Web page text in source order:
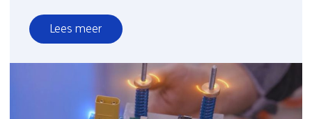
Lees meer
over
Hoe